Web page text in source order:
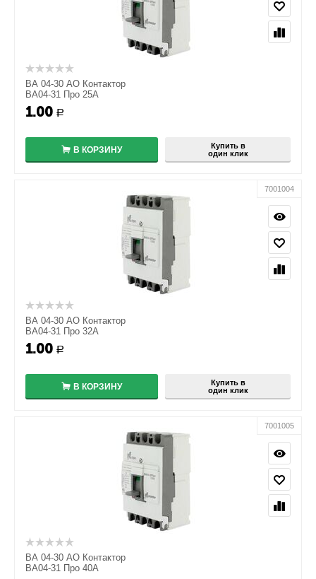
ВА 04-30 АО Контактор
ВА04-31 Про 25А
1.00 Р
В КОРЗИНУ
Купить в
один клик
7001004
ВА 04-30 АО Контактор
ВА04-31 Про 32А
1.00 Р
В КОРЗИНУ
Купить в
один клик
7001005
ВА 04-30 АО Контактор
ВА04-31 Про 40А